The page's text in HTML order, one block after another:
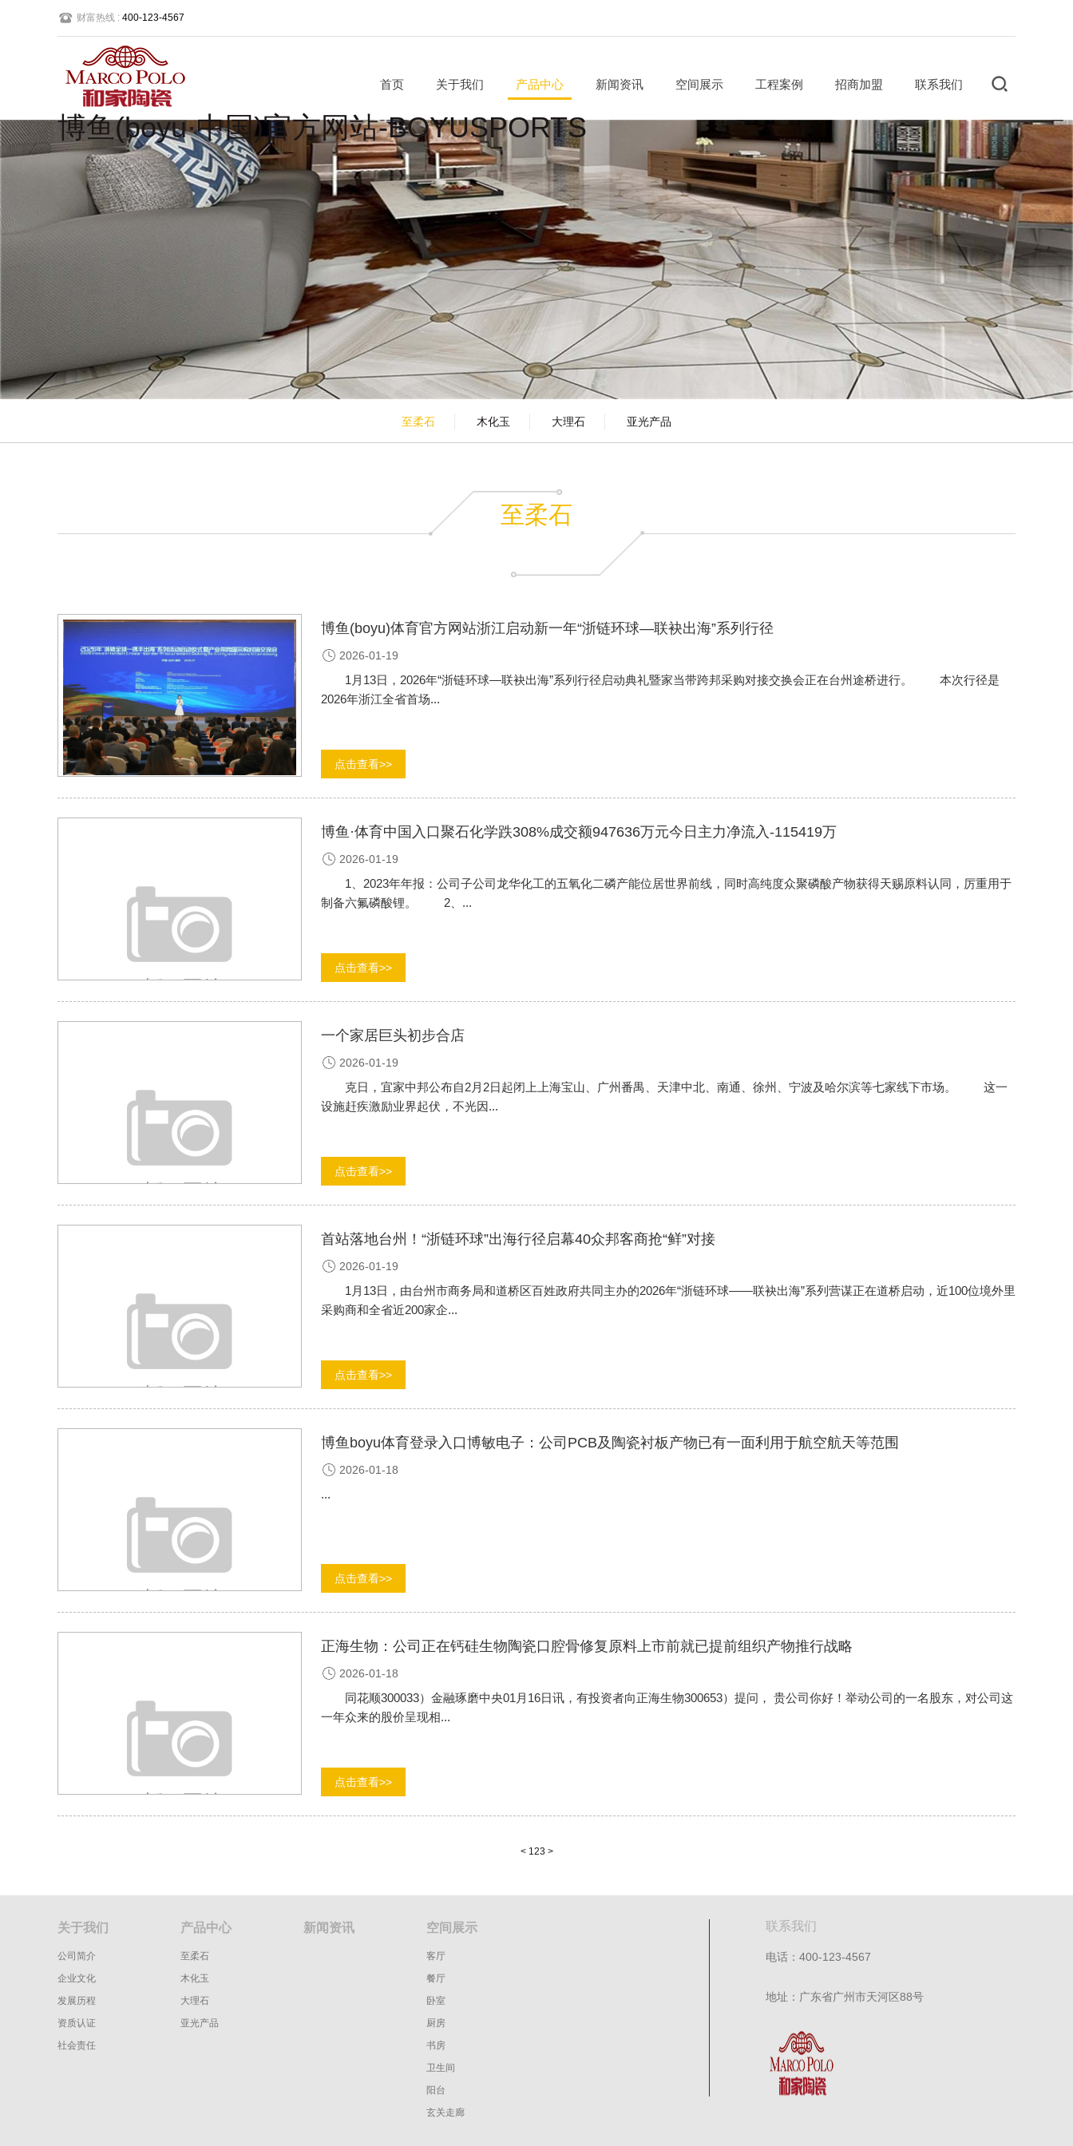
财富热线 : 400-123-4567
首页 关于我们
公司简介
企业文化
发展历程
资质认证
社会责任
产品中心
至柔石
木化玉
大理石
亚光产品
新闻资讯 空间展示
客厅
餐厅
卧室
厨房
书房
卫生间
工程案例
公共工程
招商加盟
加盟优势
加盟政策
加盟流程
联系我们
博鱼(boyu·中国)官方网站-BOYUSPORTS
至柔石 木化玉 大理石 亚光产品
至柔石
博鱼(boyu)体育官方网站浙江启动新一年“浙链环球—联袂出海”系列行径
2026-01-19
1月13日，2026年“浙链环球—联袂出海”系列行径启动典礼暨家当带跨邦采购对接交换会正在台州途桥进行。 本次行径是
2026年浙江全省首场...
点击查看>>
博鱼·体育中国入口聚石化学跌308%成交额947636万元今日主力净流入-115419万
2026-01-19
1、2023年年报：公司子公司龙华化工的五氧化二磷产能位居世界前线，同时高纯度众聚磷酸产物获得天赐原料认同，厉重用于
制备六氟磷酸锂。 2、...
点击查看>>
一个家居巨头初步合店
2026-01-19
克日，宜家中邦公布自2月2日起闭上上海宝山、广州番禺、天津中北、南通、徐州、宁波及哈尔滨等七家线下市场。 这一
设施赶疾激励业界起伏，不光因...
点击查看>>
首站落地台州！“浙链环球”出海行径启幕40众邦客商抢“鲜”对接
2026-01-19
1月13日，由台州市商务局和道桥区百姓政府共同主办的2026年“浙链环球——联袂出海”系列营谋正在道桥启动，近100位境外里
采购商和全省近200家企...
点击查看>>
博鱼boyu体育登录入口博敏电子：公司PCB及陶瓷衬板产物已有一面利用于航空航天等范围
2026-01-18
...
点击查看>>
正海生物：公司正在钙硅生物陶瓷口腔骨修复原料上市前就已提前组织产物推行战略
2026-01-18
同花顺300033）金融琢磨中央01月16日讯，有投资者向正海生物300653）提问， 贵公司你好！举动公司的一名股东，对公司这
一年众来的股价呈现相...
点击查看>>
< 123 >
关于我们
公司简介
企业文化
发展历程
资质认证
社会责任
产品中心
至柔石
木化玉
大理石
亚光产品
新闻资讯 空间展示
客厅
餐厅
卧室
厨房
书房
卫生间
阳台
玄关走廊
联系我们
电话：400-123-4567
地址：广东省广州市天河区88号